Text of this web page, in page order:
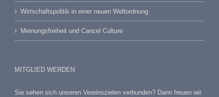
Wirtschaftspolitik in einer neuen Weltordnung
Meinungsfreiheit und Cancel Culture
MITGLIED WERDEN
Sie sehen sich unseren Vereinszielen verbunden? Dann freuen wir